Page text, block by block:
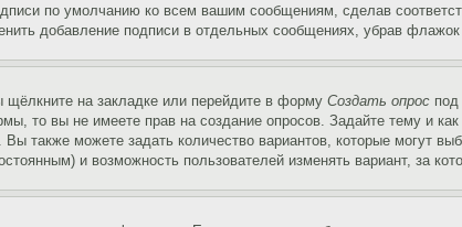
по умолчанию ко всем вашим сообщениям, сделав
добавление подписи в отдельных сообщениях, убрав флажок
щёлкните на закладке или перейдите в форму Создать опрос
то вы не имеете прав на создание опросов. Задайте тему и
также можете задать количество вариантов, которые могут
и возможность пользователей изменять вариант, за